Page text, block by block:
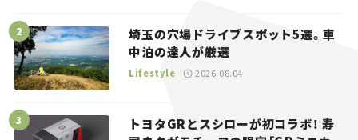
埼玉の穴場ドライブスポット5選。車
中泊の達人が厳選
Lifestyle 2026.08.04
トヨタGRとスシローが初コラボ！ 寿